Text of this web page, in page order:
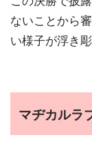
ないことから
い様子が浮き
マヂカルラ